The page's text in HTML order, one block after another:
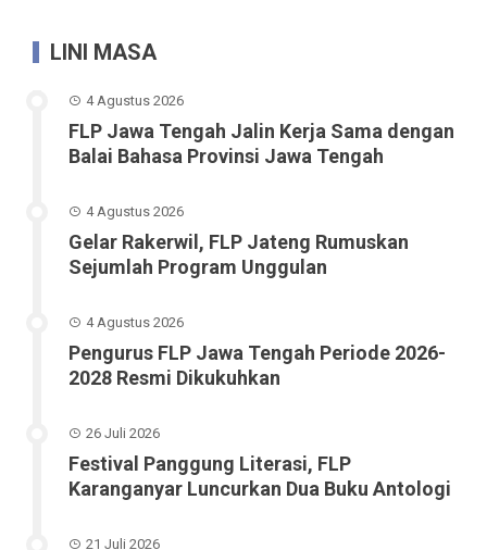
LINI MASA
4 Agustus 2026
FLP Jawa Tengah Jalin Kerja Sama dengan
Balai Bahasa Provinsi Jawa Tengah
4 Agustus 2026
Gelar Rakerwil, FLP Jateng Rumuskan
Sejumlah Program Unggulan
4 Agustus 2026
Pengurus FLP Jawa Tengah Periode 2026-
2028 Resmi Dikukuhkan
26 Juli 2026
Festival Panggung Literasi, FLP
Karanganyar Luncurkan Dua Buku Antologi
21 Juli 2026